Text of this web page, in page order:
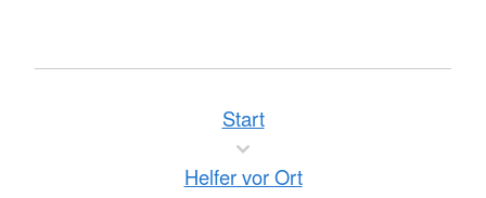
Start
Helfer vor Ort